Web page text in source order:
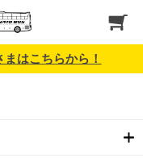
はこちらから！